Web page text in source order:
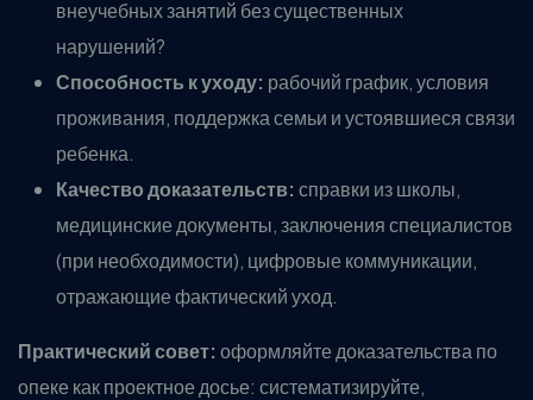
внеучебных занятий без существенных
нарушений?
Способность к уходу: рабочий график, условия
проживания, поддержка семьи и устоявшиеся связи
ребенка.
Качество доказательств: справки из школы,
медицинские документы, заключения специалистов
(при необходимости), цифровые коммуникации,
отражающие фактический уход.
Практический совет: оформляйте доказательства по
опеке как проектное досье: систематизируйте,